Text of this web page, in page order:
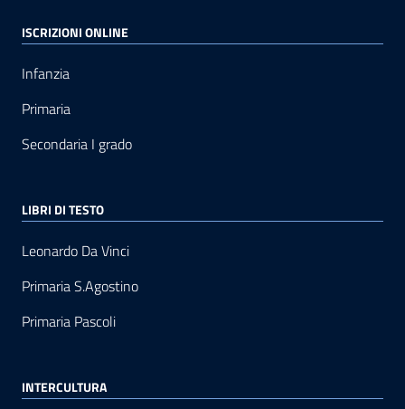
ISCRIZIONI ONLINE
Infanzia
Primaria
Secondaria I grado
LIBRI DI TESTO
Leonardo Da Vinci
Primaria S.Agostino
Primaria Pascoli
INTERCULTURA